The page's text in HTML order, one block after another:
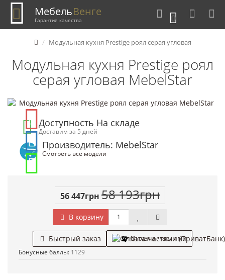
0
МебельВенге
Гарантия качества
Модульная кухня Prestige роял серая угловая
Модульная кухня Prestige роял
серая угловая MebelStar
Доступность На складе
Доставим за 5 дней
Производитель: MebelStar
Смотреть все модели
56 447грн 58 193грн
В корзину
Быстрый заказ Оплата частями
Бонусные баллы: 1129